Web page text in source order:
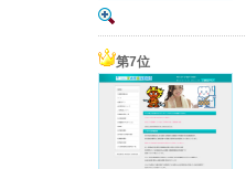
第7位